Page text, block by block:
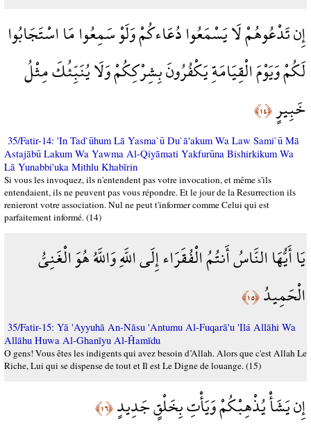
إِن تَدْعُوهُمْ لَا يَسْمَعُوا دُعَاءكُمْ وَلَوْ سَمِعُوا مَا اسْتَجَابُوا
لَكُمْ وَيَوْمَ الْقِيَامَةِ يَكْفُرُونَ بِشِرْكِكُمْ وَلَا يُنَبِّئُكَ مِثْلُ
خَبِيرٍ﴿١٤﴾
35/Fatir-14: 'In Tad`ūhum Lā Yasma`ū Du`ā'akum Wa Law Sami`ū Mā
Astajābū Lakum Wa Yawma Al-Qiyāmati Yakfurūna Bishirkikum Wa
Lā Yunabbi'uka Mithlu Khabīrin
Si vous les invoquez, ils n'entendent pas votre invocation, et même s'ils
entendaient, ils ne peuvent pas vous répondre. Et le jour de la Resurrection ils
renieront votre association. Nul ne peut t'informer comme Celui qui est
parfaitement informé. (14)
يَا أَيُّهَا النَّاسُ أَنتُمُ الْفُقَرَاء إِلَى اللَّهِ وَاللَّهُ هُوَ الْغَنِيُّ
الْحَمِيدُ﴿١٥﴾
35/Fatir-15: Yā 'Ayyuhā An-Nāsu 'Antumu Al-Fuqarā'u 'Ilá Allāhi Wa
Allāhu Huwa Al-Ghanīyu Al-Ĥamīdu
O gens! Vous êtes les indigents qui avez besoin d’Allah. Alors que c'est Allah Le
Riche, Lui qui se dispense de tout et Il est Le Digne de louange. (15)
إِن يَشَأْ يُذْهِبْكُمْ وَيَأْتِ بِخَلْقٍ جَدِيدٍ﴿١٦﴾